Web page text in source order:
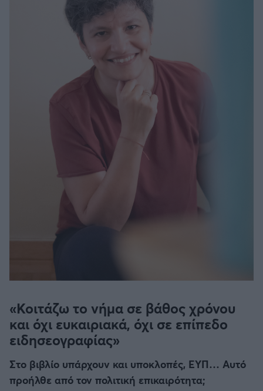
FOLLOW US
«Κοιτάζω το νήμα σε βάθος χρόνου
και όχι ευκαιριακά, όχι σε επίπεδο
ειδησεογραφίας»
Στο βιβλίο υπάρχουν και υποκλοπές, ΕΥΠ… Αυτό
προήλθε από τον πολιτική επικαιρότητα;